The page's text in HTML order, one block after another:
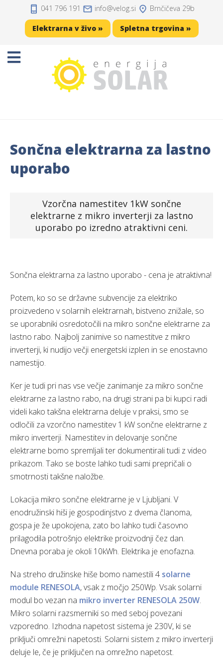
Domov
Sončne elektrarne
Solarni akumulatorji
Zaščita, kabli, konektorji
Spletna trgovina »
041 796 191 info velog.si Brnčičeva 29b
Elektrarna v živo » Spletna trgovina »
Sončna elektrarna za lastno
uporabo
Vzorčna namestitev 1kW sončne
elektrarne z mikro inverterji za lastno
uporabo po izredno atraktivni ceni.
Sončna elektrarna za lastno uporabo - cena je atraktivna!
Potem, ko so se državne subvencije za elektriko
proizvedeno v solarnih elektrarnah, bistveno znižale, so
se uporabniki osredotočili na mikro sončne elektrarne za
lastno rabo. Najbolj zanimive so namestitve z mikro
inverterji, ki nudijo večji energetski izplen in se enostavno
namestijo.
Ker je tudi pri nas vse večje zanimanje za mikro sončne
elektrarne za lastno rabo, na drugi strani pa bi kupci radi
videli kako takšna elektrarna deluje v praksi, smo se
odločili za vzorčno namestitev 1 kW sončne elektrarne z
mikro inverterji. Namestitev in delovanje sončne
elektrarne bomo spremljali ter dokumentirali tudi z video
prikazom. Tako se boste lahko tudi sami prepričali o
smotrnosti takšne naložbe.
Lokacija mikro sončne elektrarne je v Ljubljani. V
enodružinski hiši je gospodinjstvo z dvema članoma,
gospa je že upokojena, zato bo lahko tudi časovno
prilagodila potrošnjo elektrike proizvodnji čez dan.
Dnevna poraba je okoli 10kWh. Elektrika je enofazna.
Na streho družinske hiše bomo namestili 4 solarne
module RENESOLA, vsak z močjo 250Wp. Vsak solarni
modul bo vezan na mikro inverter RENESOLA 250W.
Mikro solarni razsmerniki so med seboj povezani
vzporedno. Izhodna napetost sistema je 230V, ki se
priključi omrežni napetosti. Solarni sistem z mikro inverterji
deluje le, če je priključen na omrežno napetost.